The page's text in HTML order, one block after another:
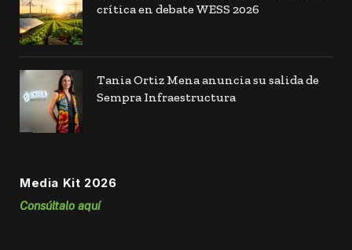
crítica en debate WESS 2026
Tania Ortiz Mena anuncia su salida de
Sempra Infraestructura
Media Kit 2026
Consúltalo aquí